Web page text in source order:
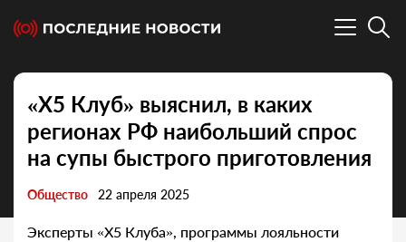
«X5 Клуб» выяснил, в каких
регионах РФ наибольший спрос
на супы быстрого приготовления
Общество 22 апреля 2025
Эксперты «X5 Клуба», программы лояльности